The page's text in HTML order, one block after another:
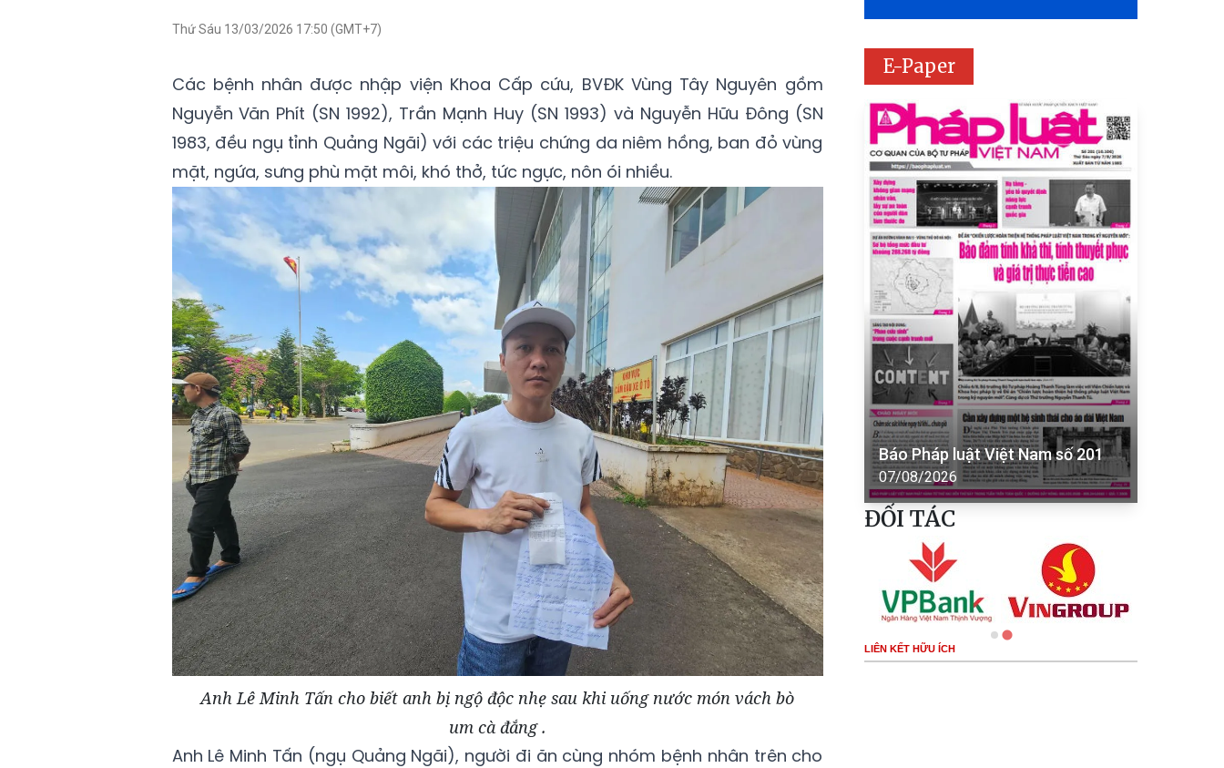
Thứ Sáu 13/03/2026 17:50 (GMT+7)
Các bệnh nhân được nhập viện Khoa Cấp cứu, BVĐK Vùng Tây Nguyên gồm
Nguyễn Văn Phít (SN 1992), Trần Mạnh Huy (SN 1993) và Nguyễn Hữu Đông (SN
1983, đều ngụ tỉnh Quảng Ngãi) với các triệu chứng da niêm hồng, ban đỏ vùng
mặt, ngứa, sưng phù mặt môi, khó thở, tức ngực, nôn ói nhiều.
Anh Lê Minh Tấn cho biết anh bị ngộ độc nhẹ sau khi uống nước món vách bò
um cà đắng .
Anh Lê Minh Tấn (ngụ Quảng Ngãi), người đi ăn cùng nhóm bệnh nhân trên cho
E-Paper
Báo Pháp luật Việt Nam số 201
07/08/2026
ĐỐI TÁC
LIÊN KẾT HỮU ÍCH